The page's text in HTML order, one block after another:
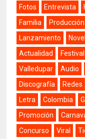
Fotos
Entrevista
Familia
Producción
Lanzamiento
Actualidad
Festival
Valledupar
Audio
Discografía
Redes
Letra
Colombia
Promoción
Concurso
Viral